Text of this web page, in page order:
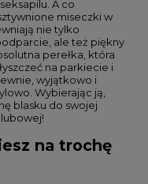
A co
miseczki w
nie tylko
ale też piękny
perełka, która
na parkiecie i
wyjątkowo i
Wybierając ją,
blasku do swojej
na trochę